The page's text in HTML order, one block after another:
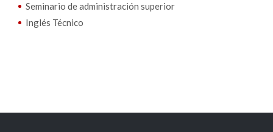
Seminario de administración superior
Inglés Técnico